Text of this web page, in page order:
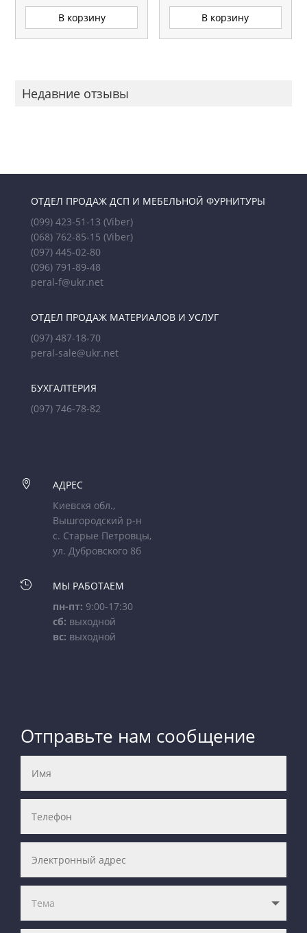
В корзину В корзину
Недавние отзывы
ОТДЕЛ ПРОДАЖ ДСП И МЕБЕЛЬНОЙ ФУРНИТУРЫ
(099) 423-51-13 (Viber)
(068) 762-85-15 (Viber)
(097) 445-02-80
(096) 791-89-48
peral-f@ukr.net
ОТДЕЛ ПРОДАЖ МАТЕРИАЛОВ И УСЛУГ
(097) 487-18-70
peral-sale@ukr.net
БУХГАЛТЕРИЯ
(097) 746-78-82

АДРЕС
Киевскя обл.,
Вышгородский р-н
с. Старые Петровцы,
ул. Дубровского 8б

МЫ РАБОТАЕМ
пн-пт: 9:00-17:30
сб: выходной
вс: выходной
Отправьте нам сообщение